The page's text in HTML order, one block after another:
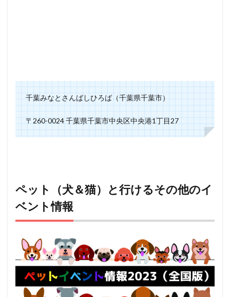
千葉みなとさんばしひろば（千葉県千葉市）
〒260-0024 千葉県千葉市中央区中央港1丁目27
ペット（犬＆猫）と行けるその他のイ
ベント情報